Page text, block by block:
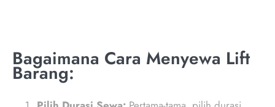
Bagaimana Cara Menyewa Lift
Barang: